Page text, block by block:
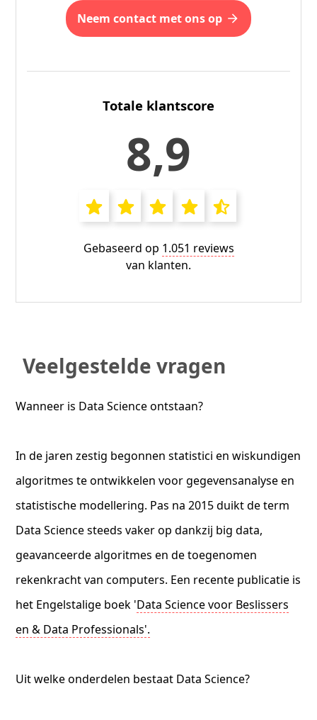
neem contact met ons op
Totale klantscore
8,9
Gebaseerd op 1.051 reviews
van klanten.
Veelgestelde vragen
Wanneer is Data Science ontstaan?
In de jaren zestig begonnen statistici en wiskundigen
algoritmes te ontwikkelen voor gegevensanalyse en
statistische modellering. Pas na 2015 duikt de term
Data Science steeds vaker op dankzij big data,
geavanceerde algoritmes en de toegenomen
rekenkracht van computers. Een recente publicatie is
het Engelstalige boek 'Data Science voor Beslissers
en & Data Professionals'.
Uit welke onderdelen bestaat Data Science?